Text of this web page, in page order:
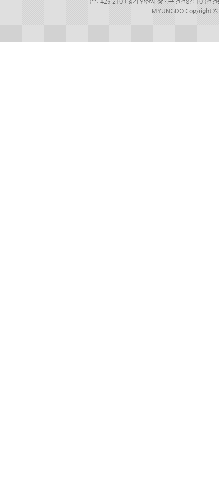
(우: 426-210 ) 경기 안산시 상록구 건건8길 10 (
MYUNGDO Copyright ⓒ